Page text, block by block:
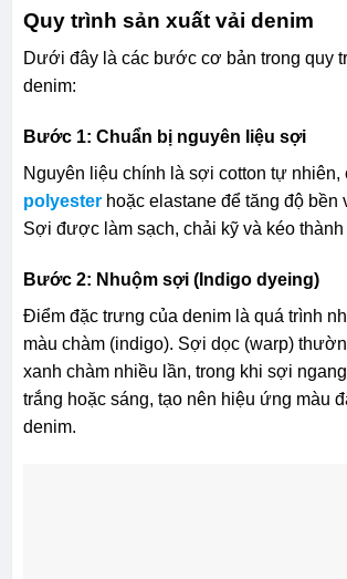
Quy trình sản xuất vải denim
Dưới đây là các bước cơ bản trong quy
denim:
Bước 1: Chuẩn bị nguyên liệu sợi
Nguyên liệu chính là sợi cotton tự nhiên,
polyesterhoặc elastane để tăng độ bền
Sợi được làm sạch, chải kỹ và kéo
Bước 2: Nhuộm sợi (Indigo dyeing)
Điểm đặc trưng của denim là quá trình
màu chàm (indigo). Sợi dọc (warp)
xanh chàm nhiều lần, trong khi sợi
trắng hoặc sáng, tạo nên hiệu ứng màu
denim.